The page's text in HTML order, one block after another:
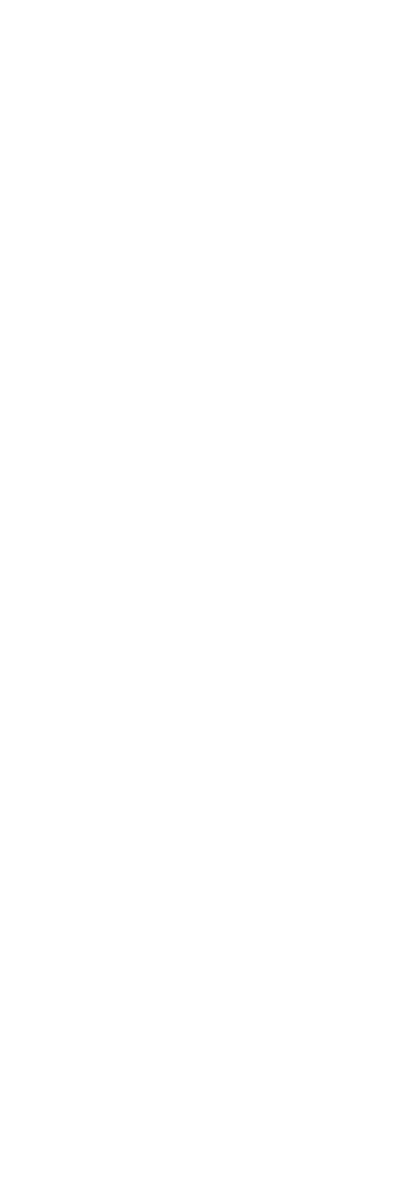
第157名。
厂。1929年改称河北省立工业学院，1995年更名为河北工业
”建设高校；2022年，入选新一轮国家“双一流”建设高校。
毕业生。近年来，材料科学、化学、工程学、环境与生态
誉称号。
学协议，合作培养覆盖本科到博士各层次。学校在芬兰与拉
在校中外合作办学项目学生1500余人，留学生近200人。